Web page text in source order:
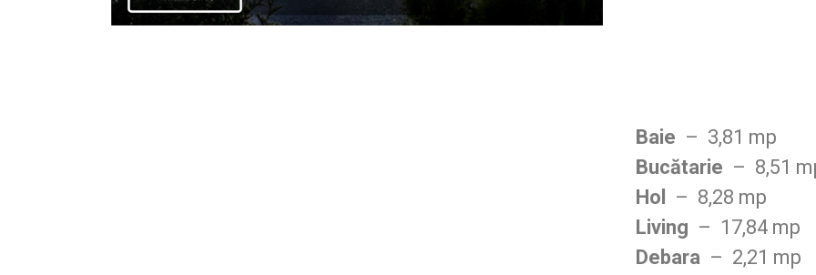
Baie – 3,81 mp
Bucătarie – 8,51
Hol
– 8,28 mp
Living – 17,84 mp
Debara – 2,21 mp